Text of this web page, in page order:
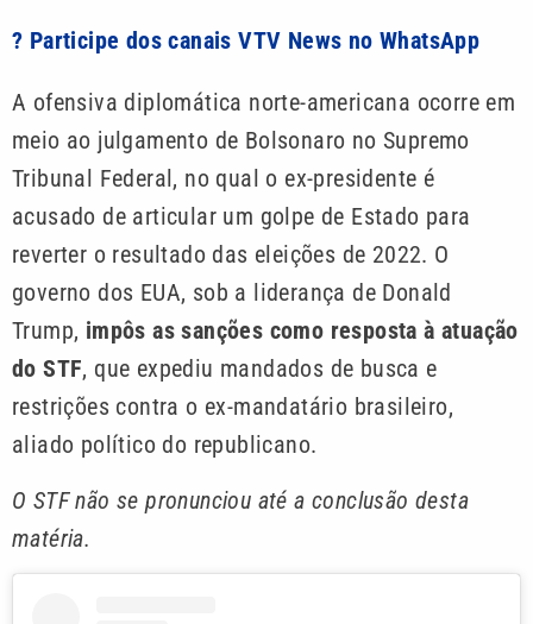
? Participe dos canais VTV News no WhatsApp
A ofensiva diplomática norte-americana ocorre em
meio ao julgamento de Bolsonaro no Supremo
Tribunal Federal, no qual o ex-presidente é
acusado de articular um golpe de Estado para
reverter o resultado das eleições de 2022. O
governo dos EUA, sob a liderança de Donald
Trump, impôs as sanções como resposta à atuação
do STF, que expediu mandados de busca e
restrições contra o ex-mandatário brasileiro,
aliado político do republicano.
O STF não se pronunciou até a conclusão desta
matéria.